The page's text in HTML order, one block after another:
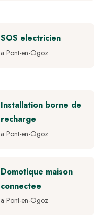
SOS electricien
a Pont-en-Ogoz
Installation borne de
recharge
a Pont-en-Ogoz
Domotique maison
connectee
a Pont-en-Ogoz